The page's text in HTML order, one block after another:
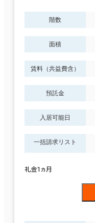
階数
面積
賃料（共益費含）
預託金
入居可能日
一括請求リスト
礼金1ヵ月